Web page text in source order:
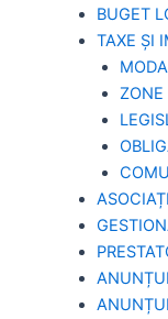
BUGET
TAXE ȘI
ZONE